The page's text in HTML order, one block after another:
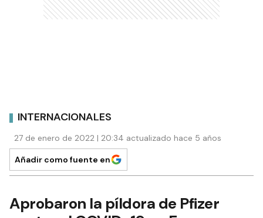
INTERNACIONALES
27 de enero de 2022 | 20:34 actualizado hace 5 años
Añadir como fuente en
Aprobaron la píldora de Pfizer